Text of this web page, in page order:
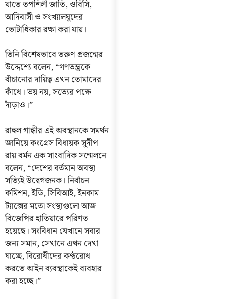
যাতে তপশিলী জাতি, ওবিসি,
আদিবাসী ও সংখ্যালঘুদের
ভোটাধিকার রক্ষা করা যায়।
তিনি বিশেষভাবে তরুণ প্রজন্মের
উদ্দেশ্যে বলেন, “গণতন্ত্রকে
বাঁচানোর দায়িত্ব এখন তোমাদের
কাঁধে। ভয় নয়, সত্যের পক্ষে
দাঁড়াও।”
রাহুল গান্ধীর এই অবস্থানকে সমর্থন
জানিয়ে কংগ্রেস বিধায়ক সুদীপ
রায় বর্মন এক সাংবাদিক সম্মেলনে
বলেন, “দেশের বর্তমান অবস্থা
সত্যিই উদ্বেগজনক। নির্বাচন
কমিশন, ইডি, সিবিআই, ইনকাম
ট্যাক্সের মতো সংস্থাগুলো আজ
বিজেপির হাতিয়ারে পরিণত
হয়েছে। সংবিধান যেখানে সবার
জন্য সমান, সেখানে এখন দেখা
যাচ্ছে, বিরোধীদের কণ্ঠরোধ
করতে আইন ব্যবস্থাকেই ব্যবহার
করা হচ্ছে।”